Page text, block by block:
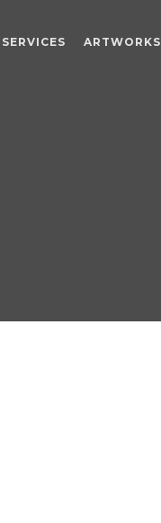
SERVICES ARTWORKS